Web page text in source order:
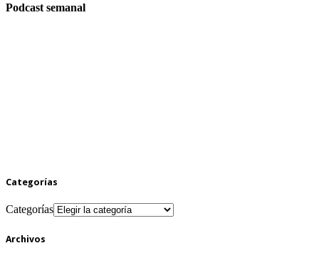
Podcast semanal
Categorías
Categorías
Archivos